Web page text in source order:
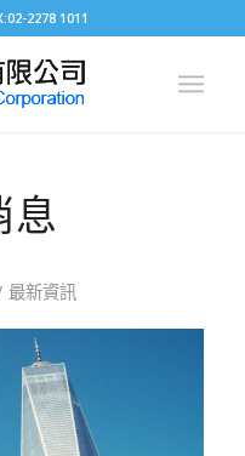
2278 1011
息
最新資訊